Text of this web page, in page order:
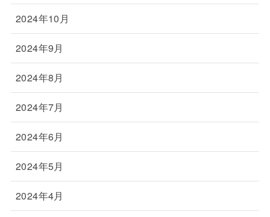
2024年10月
2024年9月
2024年8月
2024年7月
2024年6月
2024年5月
2024年4月